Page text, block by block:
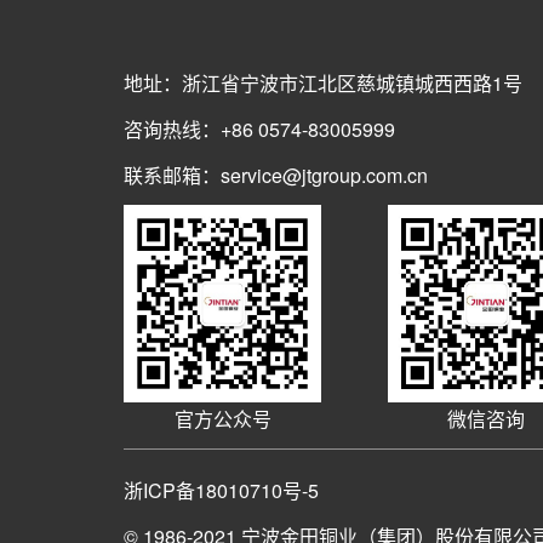
地址：浙江省宁波市江北区慈城镇城西西路1号
咨询热线：+86 0574-83005999
联系邮箱：service@jtgroup.com.cn
官方公众号 微信咨询
浙ICP备18010710号-5
© 1986-2021 宁波金田铜业（集团）股份有限公